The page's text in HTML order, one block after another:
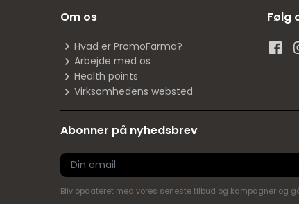
Om os
Hvad er PromoFarma?
Arbejde med os
Health points
Virksomhedens websted
Følg
Abonner på nyhedsbrev
Bliv opdateret med vores seneste tilbud og kampagner og